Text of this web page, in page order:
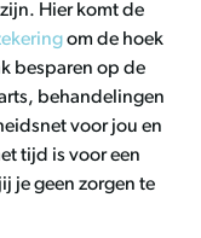
Hier komt de
om de hoek
besparen op de
behandelingen
voor jou en
tijd is voor een
je geen zorgen te